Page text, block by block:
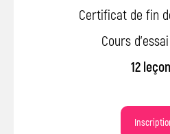
Certificat de fin
Cours
12